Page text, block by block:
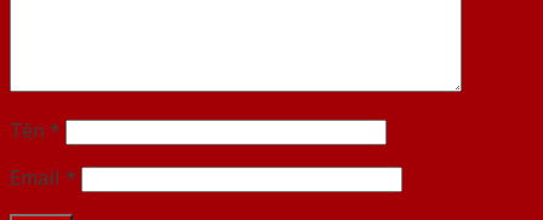
Tên *
Email *